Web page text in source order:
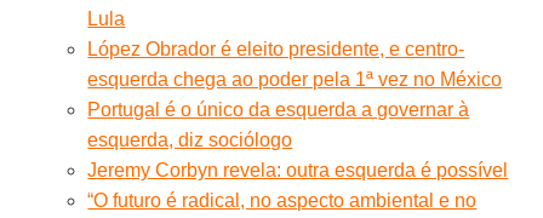
Lula
López Obrador é eleito presidente, e centro-
esquerda chega ao poder pela 1ª vez no México
Portugal é o único da esquerda a governar à
esquerda, diz sociólogo
Jeremy Corbyn revela: outra esquerda é possível
“O futuro é radical, no aspecto ambiental e no